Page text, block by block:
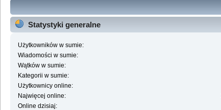
Statystyki generalne
Użytkowników w sumie:
Wiadomości w sumie:
Wątków w sumie:
Kategorii w sumie:
Użytkownicy online:
Najwięcej online:
Online dzisiaj: